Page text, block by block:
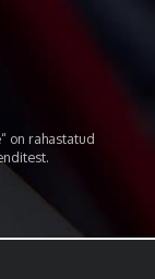
on rahastatud